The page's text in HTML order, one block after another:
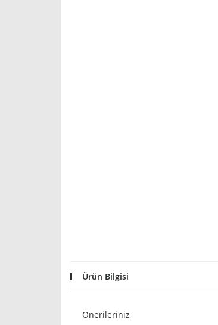
Ürün Bilgisi
Önerileriniz